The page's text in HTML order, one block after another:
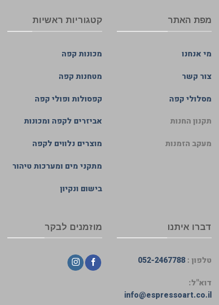
מפת האתר
מי אנחנו
צור קשר
מסלולי קפה
תקנון החנות
מעקב הזמנות
קטגוריות ראשיות
מכונות קפה
מטחנות קפה
קפסולות ופולי קפה
אביזרים לקפה ומכונות
מוצרים נלווים לקפה
מתקני מים ומערכות טיהור
בישום ונקיון
דברו איתנו
טלפון : 052-2467788
דוא"ל:
info@espressoart.co.il
מוזמנים לבקר